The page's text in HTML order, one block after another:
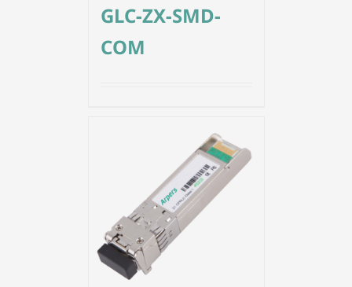
GLC-ZX-SMD-
COM